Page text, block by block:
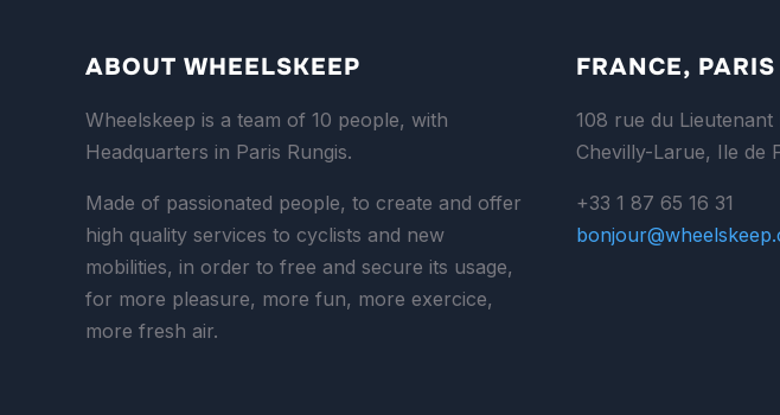
ABOUT WHEELSKEEP
Wheelskeep is a team of 10 people, with
Headquarters in Paris Rungis.
Made of passionated people, to create and offer
high quality services to cyclists and new
mobilities, in order to free and secure its usage,
for more pleasure, more fun, more exercice,
more fresh air.
FRANCE, PARIS
108 rue du Lieutenant
Chevilly-Larue, Ile de
+33 1 87 65 16 31